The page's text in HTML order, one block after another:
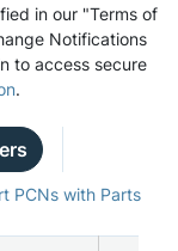
in our "Terms of
Notifications
to access secure
.
PCNs with Parts